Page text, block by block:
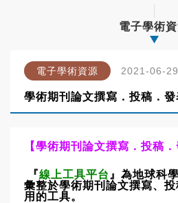
電子學術
電子學術資源 2021-06-29
學術期刊論文撰寫．投稿．
【學術期刊論文撰寫．投稿
『線上工具平台 』為地球科
彙整於學術期刊論文撰寫、
用的工具。